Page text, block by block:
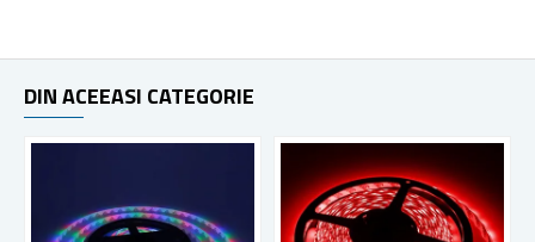
DIN ACEEASI CATEGORIE